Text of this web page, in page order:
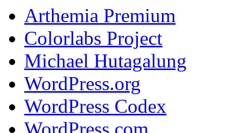
Arthemia Premium
Colorlabs Project
Michael Hutagalung
WordPress.org
WordPress Codex